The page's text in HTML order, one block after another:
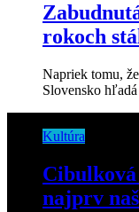
rokoch
Napriek tomu,
Slovensko
Kultúra
najprv